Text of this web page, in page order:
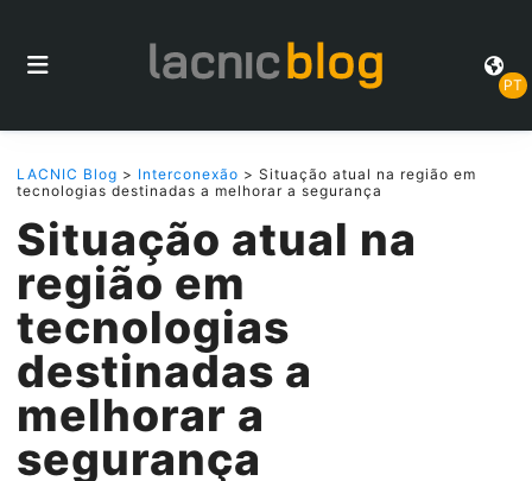
PT
LACNIC Blog > Interconexão > Situação atual na região em
tecnologias destinadas a melhorar a segurança
Situação atual na
região em
tecnologias
destinadas a
melhorar a
segurança